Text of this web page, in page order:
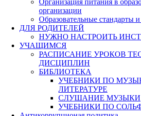
организации
Образовательные стандарты
ДЛЯ РОДИТЕЛЕЙ
НУЖНО НАСТРОИТЬ
УЧАЩИМСЯ
РАСПИСАНИЕ УРОКОВ
ДИСЦИПЛИН
БИБЛИОТЕКА
УЧЕБНИКИ ПО
ЛИТЕРАТУРЕ
СЛУШАНИЕ МУЗЫКИ
УЧЕБНИКИ ПО